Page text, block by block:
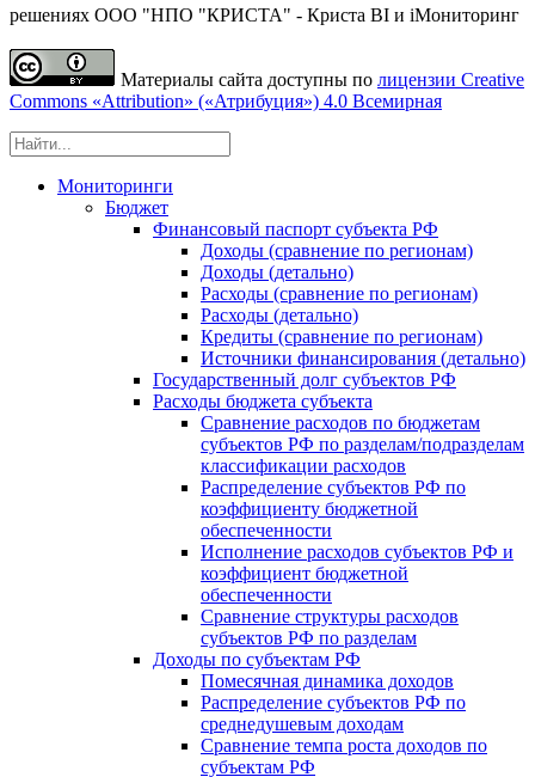
решениях ООО "НПО "КРИСТА" - Криста BI и iМониторинг
Материалы сайта доступны по лицензии Creative
Commons «Attribution» («Атрибуция») 4.0 Всемирная
Мониторинги
Бюджет
Финансовый паспорт субъекта РФ
Доходы (сравнение по регионам)
Доходы (детально)
Расходы (сравнение по регионам)
Расходы (детально)
Кредиты (сравнение по регионам)
Источники финансирования (детально)
Государственный долг субъектов РФ
Расходы бюджета субъекта
Сравнение расходов по бюджетам
субъектов РФ по разделам/подразделам
классификации расходов
Распределение субъектов РФ по
коэффициенту бюджетной
обеспеченности
Исполнение расходов субъектов РФ и
коэффициент бюджетной
обеспеченности
Сравнение структуры расходов
субъектов РФ по разделам
Доходы по субъектам РФ
Помесячная динамика доходов
Распределение субъектов РФ по
среднедушевым доходам
Сравнение темпа роста доходов по
субъектам РФ